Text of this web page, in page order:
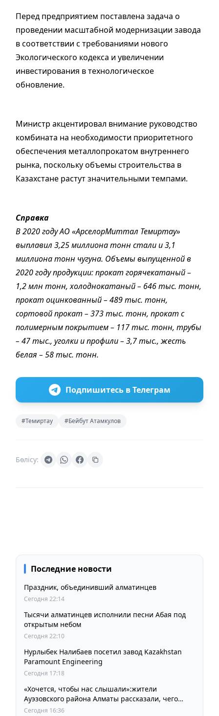
Перед предприятием поставлена задача о
проведении масштабной модернизации завода
в соответствии с требованиями нового
Экологического кодекса и увеличении
инвестирования в технологическое
обновление.
Министр акцентировал внимание руководство
комбината на необходимости приоритетного
обеспечения металлопрокатом внутреннего
рынка, поскольку объемы строительства в
Казахстане растут значительными темпами.
Справка
В 2020 году АО «АрселорМиттал Темиртау»
выплавил 3,25 миллиона тонн стали и 3,1
миллиона тонн чугуна. Объемы выпущенной в
2020 году продукции: прокат горячекатаный –
1,2 млн тонн, холоднокатаный – 646 тыс. тонн,
прокат оцинкованный – 489 тыс. тонн,
сортовой прокат – 373 тыс. тонн, прокат с
полимерным покрытием – 117 тыс. тонн, трубы
– 47 тыс., уголки и профили – 3,7 тыс., жесть
белая – 58 тыс. тонн.
Подпишитесь в Телеграм
#Темиртау #Бейбут Атамкулов
Бөлісу:
Последние новости
Праздник, объединивший алматинцев
Сегодня 22:14
Тысячи алматинцев исполнили песни Абая под
открытым небом
Сегодня 22:10
Нурлыбек Налибаев посетил завод Kazakhstan
Paramount Engineering
Сегодня 17:18
«Хочется, чтобы нас слышали»:жители
Ауэзовского района Алматы рассказали, чего
ждут от выборов депутатов Курултая
Сегодня 16:36